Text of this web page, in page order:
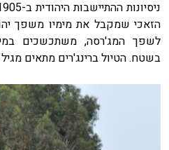
הזאכי שמקבל את מימיו משפך
לשפך המג'רסה, משתכשכים
בשטח. הטיול ברינג'רים מתאים מגיל 5 ומעלה. טל. 050-7206431